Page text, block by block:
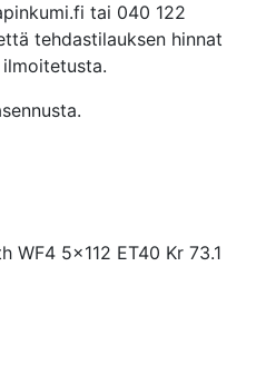
tai 040 122
tehdastilauksen hinnat
WF4 5x112 ET40 Kr 73.1